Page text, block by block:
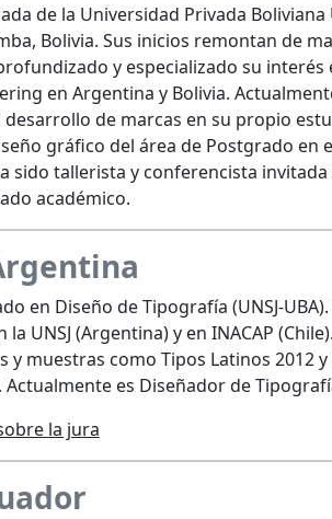
de la Universidad Privada
Bolivia. Sus inicios remontan de
y especializado su
en Argentina y Bolivia.
de marcas en su propio
gráfico del área de Postgrado en
sido tallerista y conferencista
académico.
en Diseño de Tipografía (UNSJ-
UNSJ (Argentina) y en INACAP
muestras como Tipos Latinos 2012 y
Actualmente es Diseñador de
la jura